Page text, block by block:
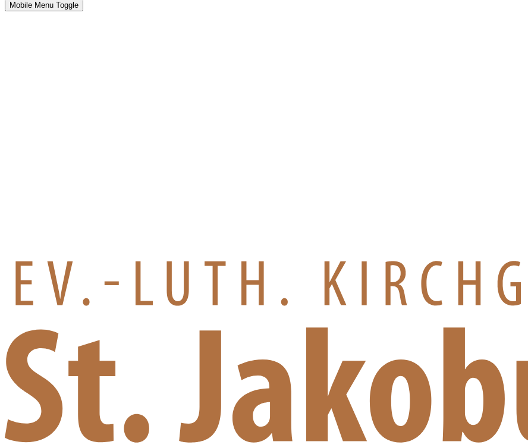
Mobile Menu Toggle